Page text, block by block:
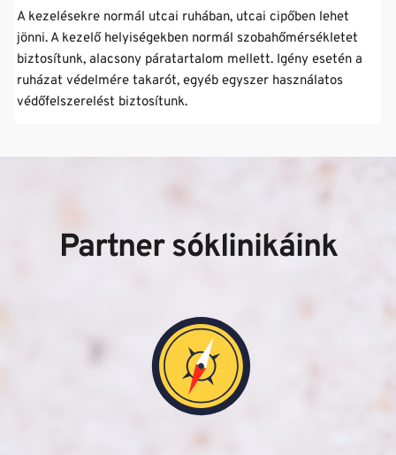
Egyes Sóklinikáinkon SZÉP kártyát is elfogadunk, a
részletekről kérjük érdeklődjön a Sóklinikák elérhetőségein,
vagy személyesen!
általában javasolt a legalább heti háromszori látogatás,
annak érdekében, hogy az egyes alkalmak között ne teljen
el 48 óránál hosszabb idő.
A kezelésekre normál utcai ruhában, utcai cipőben lehet
jönni. A kezelő helyiségekben normál szobahőmérsékletet
biztosítunk, alacsony páratartalom mellett. Igény esetén a
ruházat védelmére takarót, egyéb egyszer használatos
védőfelszerelést biztosítunk.
Partner sóklinikáink